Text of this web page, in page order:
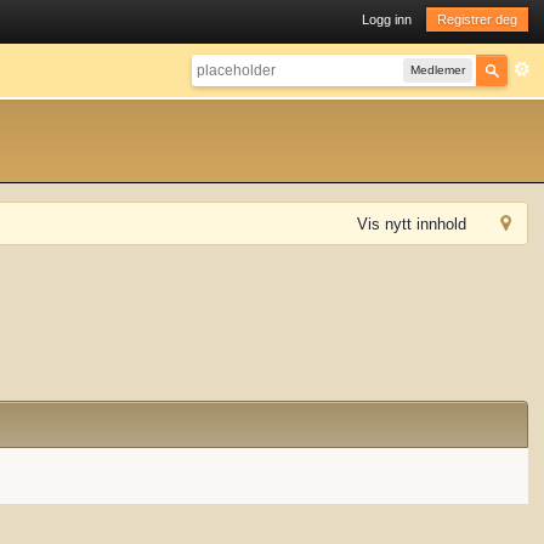
Logg inn Registrer deg
Medlemer
Vis nytt innhold